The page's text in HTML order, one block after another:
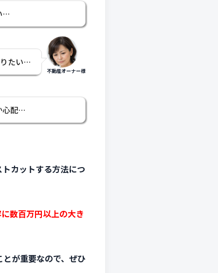
…
たい…
不動産オーナー様
心配…
カットする方法につ
数百万円以上の大き
が重要なので、ぜひ